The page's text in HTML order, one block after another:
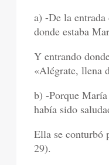
a) -De la
donde estaba
Y entrando
«Alégrate, llena
b) -Porque
había sido
Ella se conturbó
29).